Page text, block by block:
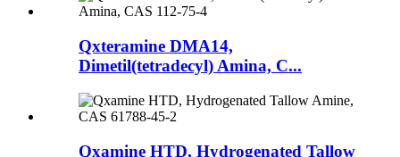
Qxteramine DMA14,
Dimetil(tetradecyl) Amina, C...
Qxamine HTD, Hydrogenated Tallow